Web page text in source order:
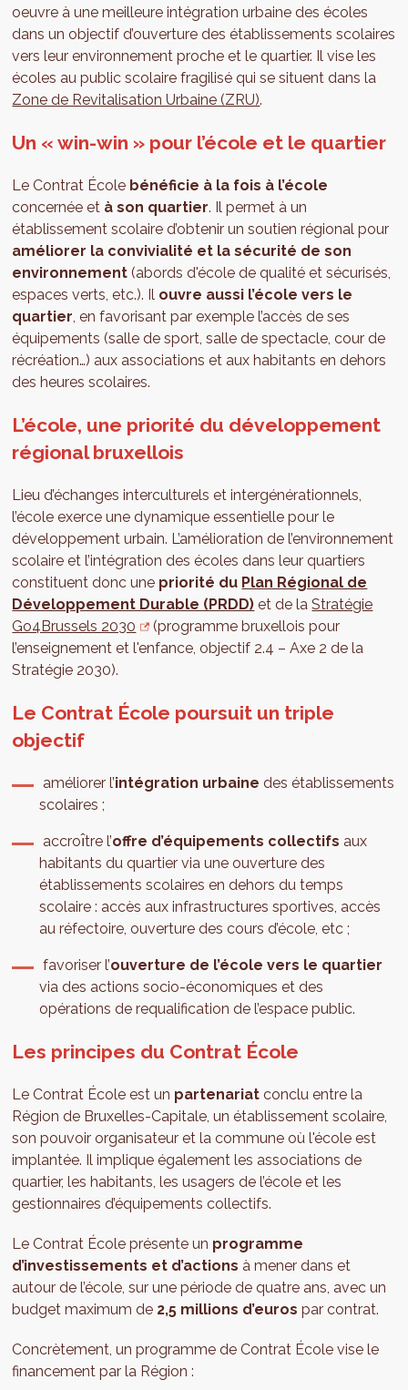
oeuvre à une meilleure intégration urbaine des écoles
dans un objectif d’ouverture des établissements scolaires
vers leur environnement proche et le quartier. Il vise les
écoles au public scolaire fragilisé qui se situent dans la
Zone de Revitalisation Urbaine (ZRU).
Un « win-win » pour l’école et le quartier
Le Contrat École bénéficie à la fois à l’école
concernée et à son quartier. Il permet à un
établissement scolaire d’obtenir un soutien régional pour
améliorer la convivialité et la sécurité de son
environnement (abords d'école de qualité et sécurisés,
espaces verts, etc.). Il ouvre aussi l’école vers le
quartier, en favorisant par exemple l’accès de ses
équipements (salle de sport, salle de spectacle, cour de
récréation…) aux associations et aux habitants en dehors
des heures scolaires.
L’école, une priorité du développement
régional bruxellois
Lieu d’échanges interculturels et intergénérationnels,
l’école exerce une dynamique essentielle pour le
développement urbain. L’amélioration de l’environnement
scolaire et l’intégration des écoles dans leur quartiers
constituent donc une priorité du Plan Régional de
Développement Durable (PRDD) et de laStratégie
Go4Brussels 2030
(programme bruxellois pour
l’enseignement et l'enfance, objectif 2.4 – Axe 2 de la
Stratégie 2030).
Le Contrat École poursuit un triple
objectif
améliorer l’intégration urbaine des établissements
scolaires ;
accroı̂tre l’offre d’équipements collectifs aux
habitants du quartier via une ouverture des
établissements scolaires en dehors du temps
scolaire : accès aux infrastructures sportives, accès
au réfectoire, ouverture des cours d’école, etc ;
favoriser l’ouverture de l’école vers le quartier
via des actions socio-économiques et des
opérations de requalification de l’espace public.
Les principes du Contrat École
Le Contrat École est un partenariatconclu entre la
Région de Bruxelles-Capitale, un établissement scolaire,
son pouvoir organisateur et la commune où l'école est
implantée. Il implique également les associations de
quartier, les habitants, les usagers de l’école et les
gestionnaires d’équipements collectifs.
Le Contrat École présente un programme
d’investissements et d’actions à mener dans et
autour de l’école, sur une période de quatre ans, avec un
budget maximum de 2,5 millions d’euros par contrat.
Concrètement, un programme de Contrat École vise le
financement par la Région :